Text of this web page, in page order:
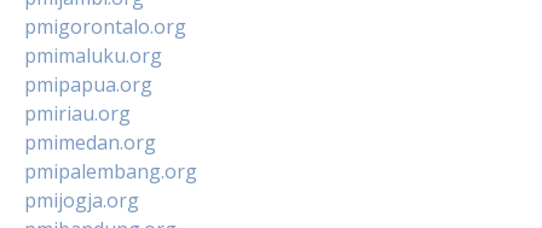
pmigorontalo.org
pmimaluku.org
pmipapua.org
pmiriau.org
pmimedan.org
pmipalembang.org
pmijogja.org